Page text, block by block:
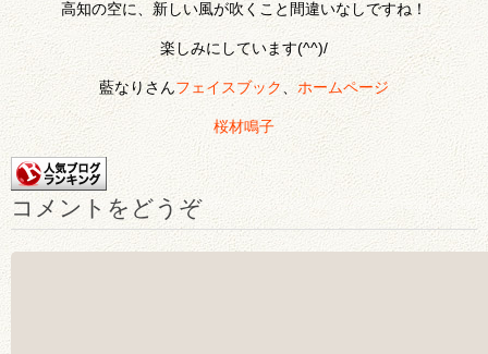
高知の空に、新しい風が吹くこと間違いなしですね！
楽しみにしています(^^)/
藍なりさんフェイスブック ホームページ
桜材鳴子
コメントをどうぞ